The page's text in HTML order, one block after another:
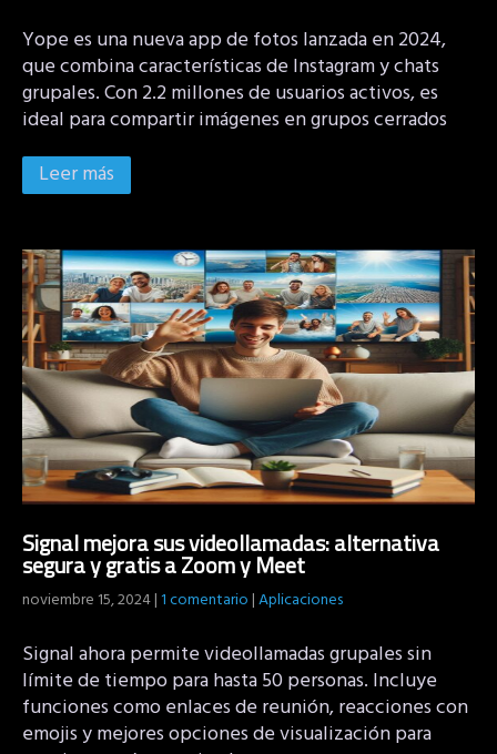
Yope es una nueva app de fotos lanzada en 2024,
que combina características de Instagram y chats
grupales. Con 2.2 millones de usuarios activos, es
ideal para compartir imágenes en grupos cerrados
Leer más
Signal mejora sus videollamadas: alternativa
segura y gratis a Zoom y Meet
noviembre 15, 2024|1 comentario|Aplicaciones
Signal ahora permite videollamadas grupales sin
límite de tiempo para hasta 50 personas. Incluye
funciones como enlaces de reunión, reacciones con
emojis y mejores opciones de visualización para